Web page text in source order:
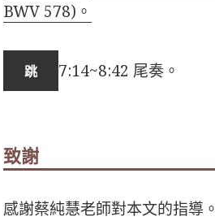
BWV 578)。
7:14~8:42 尾奏。
致謝
感謝蔡純慧老師對本文的指導。